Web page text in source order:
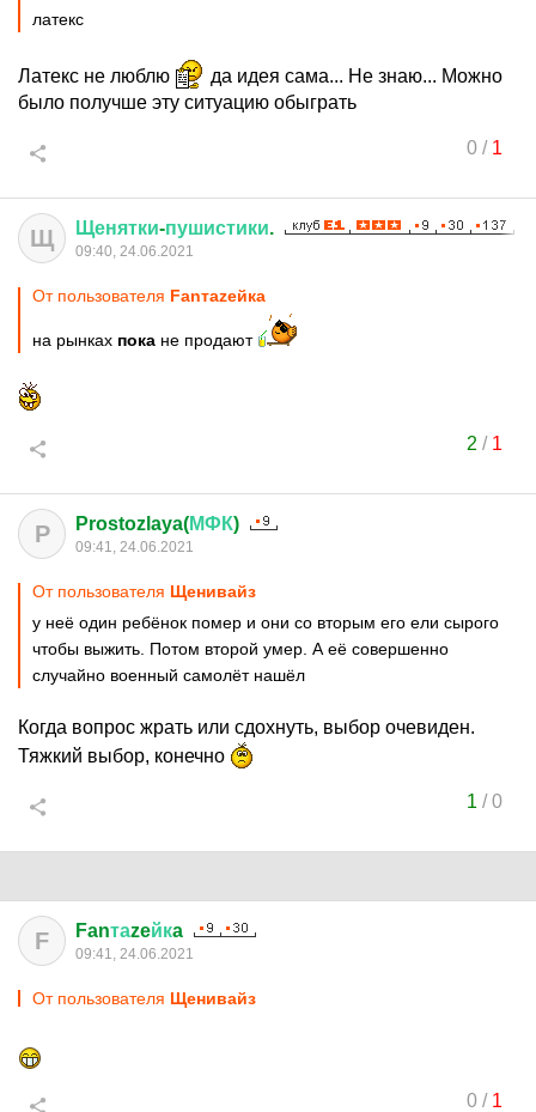
латекс
Латекс не люблю
да идея сама... Не знаю... Можно
было получше эту ситуацию обыграть
0/ 1
Щ Щенятки-пушистики.
09:40, 24.06.2021
От пользователя Fanтаzeйкa
на рынках пока не продают
2 / 1
P Prostozlaya(МФК)
09:41, 24.06.2021
От пользователя Щенивайз
у неё один ребёнок помер и они со вторым его ели сырого
чтобы выжить. Потом второй умер. А её совершенно
случайно военный самолёт нашёл
Когда вопрос жрать или сдохнуть, выбор очевиден.
Тяжкий выбор, конечно
1 /0
F Fanтаzeйкa
09:41, 24.06.2021
От пользователя Щенивайз
0/ 1